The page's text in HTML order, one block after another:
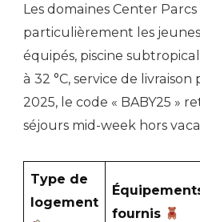
Les domaines Center
particulièrement les
équipés, piscine
à 32 °C, service de livraison
2025, le code « BABY25 »
séjours mid-week hors
Type de
logement
fournis